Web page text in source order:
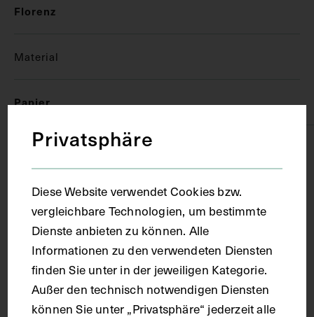
Florenz
Material
Papier
Technik
Handschrift
Maße
Seitenblatt 37,1 x 27,3 cm
Privatsphäre
Diese Website verwendet Cookies bzw.
vergleichbare Technologien, um bestimmte
Dienste anbieten zu können. Alle
Informationen zu den verwendeten Diensten
finden Sie unter in der jeweiligen Kategorie.
Außer den technisch notwendigen Diensten
können Sie unter „Privatsphäre“ jederzeit alle